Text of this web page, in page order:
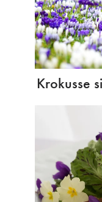
Krokusse